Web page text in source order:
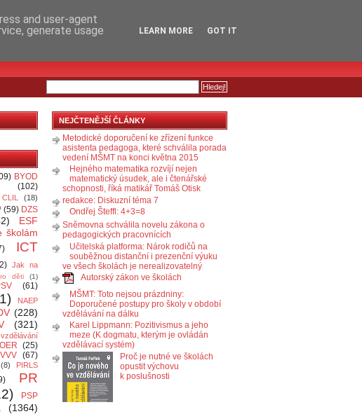
BYOD
(102)
CLIL (18)
(59) DZS
ESF
školám
ICT
Jak na
děti (1)
(61)
NAEP
(228)
(321)
OER (25)
(67)
(8)
PIRLS
PR
PSP
(1364)
NEJČTENĚJŠÍ ČLÁNKY
Metodické doporučení ke zřízení funkce
asistenta pedagoga, které schválila porada
vedení MŠMT na konci května 2015
Hejného matematika rozvíjí nejen
matematický úsudek, ale i čtenářské
schopnosti, říká matikář Tomáš Otisk
redakce: Diskuzní téma 7
Ondřej Šteffl: 4+3=8
Sněmovna schválila novelu zákona o
pedagogických pracovnících
Učitelská platforma: Nárok rodičů na
souběžnou distanční i prezenční výuku
ve všech školách je nerealizovatelný
Autorský zákon ve školách
MŠMT: Toto nejsou prázdniny:
Doporučené postupy pro školy v období
vzdělávání na dálku
Karel Lippmann: Pozitivismus a jeho
meze (K dogmatu, kterým je ovládán
vzdělávací systém)
Proč je nutné ve školách
opustit výchovu
k poslušnosti
and user-agent
generate usage
LEARN MORE GOT IT